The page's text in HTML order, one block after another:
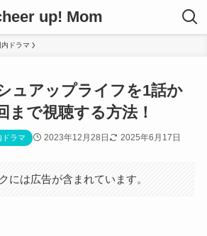
up! Mom
内ドラマ
ュアップライフを1話か
まで視聴する方法！
ドラマ 2023年12月28日 2025年6月17日
には広告が含まれています。